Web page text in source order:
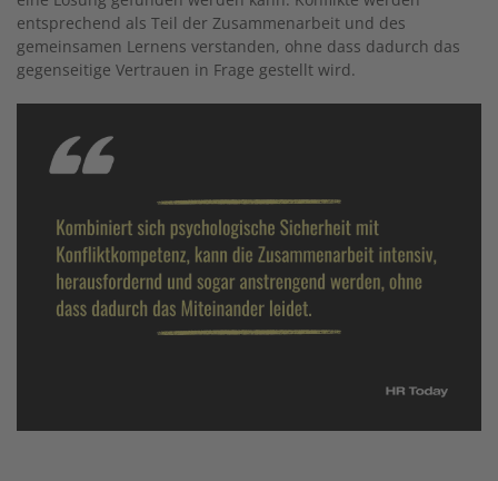
entsprechend als Teil der Zusammenarbeit und des
gemeinsamen Lernens verstanden, ohne dass dadurch das
gegenseitige Vertrauen in Frage gestellt wird.